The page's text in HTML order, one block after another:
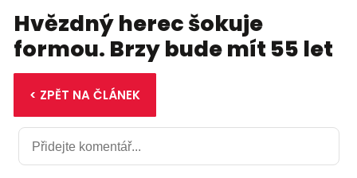
Hvězdný herec šokuje
formou. Brzy bude mít 55 let
< ZPĚT NA ČLÁNEK